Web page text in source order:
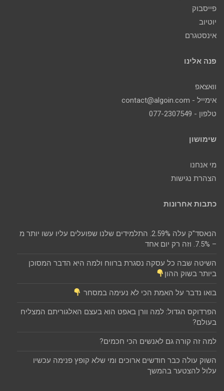
פייסבוק
יוטיוב
אינסטגרם
פנה אלינו
וואצאפ
אימייל - contact@algoin.com
טלפון - 077-2307549
שימושון
מי אנחנו
הצהרת נגישות
כתבות אחרונות
הנאסד"ק עלה 2.59%. התלמידים שלנו שפועלים עליו עשו יותר מ
– 7.5%. וזה רק יום אחד
השיטה שבה כל עסקה נסגרת ברווח ולמה היא הדבר המסוכן
ביותר בשוק ההון
בואו נדבר על האמת הכי לא נעימה במסחר
הפרדוקס הגדול: למה וורן באפט הוא בעצם האלגוריתם המצליח
בעולם?
למה זה קורה גם לאנשים הכי חכמים?
השוק עולה כבר חודשים ארוכים ומי שלא קופץ פנימה עכשיו
עלול להצטער בהמשך